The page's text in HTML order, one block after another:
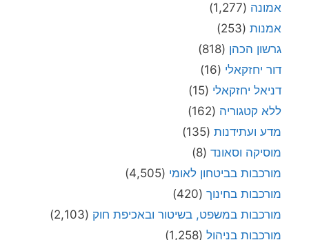
אמונה (1,277)
אמנות (253)
גרשון הכהן (818)
דור יחזקאלי (16)
דניאל יחזקאלי (15)
ללא קטגוריה (162)
מדע ועתידנות (135)
מוסיקה וסאונד (8)
מורכבות בביטחון לאומי (4,505)
מורכבות בחינוך (420)
מורכבות במשפט, בשיטור ובאכיפת חוק (2,103)
מורכבות בניהול (1,258)